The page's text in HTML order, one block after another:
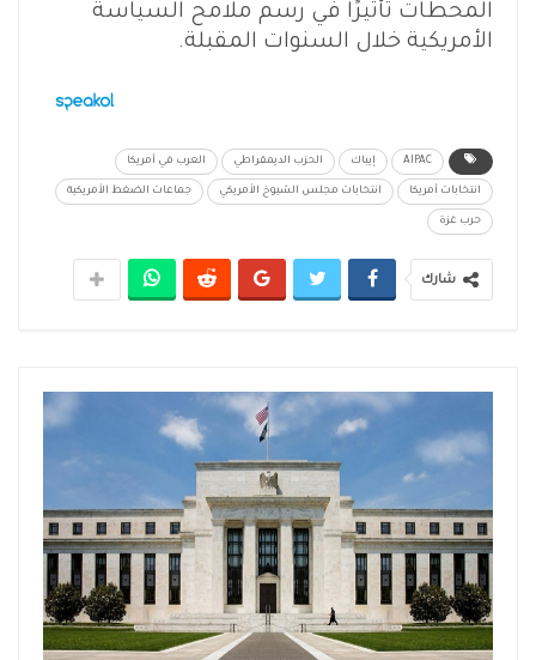
المحطات تأثيرًا في رسم ملامح السياسة
الأمريكية خلال السنوات المقبلة.
AIPAC إيباك الحزب الديمقراطي العرب في أمريكا
انتخابات أمريكا انتخابات مجلس الشيوخ الأمريكي جماعات الضغط الأمريكية
حرب غزة
شارك